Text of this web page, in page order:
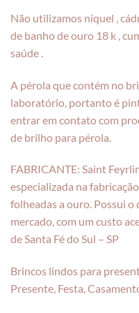
Não utilizamos níquel ,
de banho de ouro 18 k ,
saúde .
A pérola que contém no
laboratório, portanto é
entrar em contato com
de brilho para pérola.
FABRICANTE: Saint
especializada na
folheadas a ouro. Possui
mercado, com um custo
de Santa Fé do Sul – SP
Brincos lindos para
Presente, Festa,